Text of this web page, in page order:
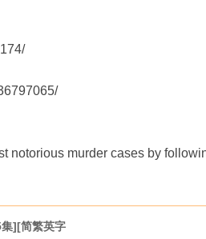
murder cases by
][简繁英字